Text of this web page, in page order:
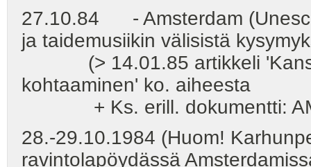
27.10.84 - Amsterdam
ja taidemusiikin välisistä
(> 14.01.85 artikkeli
kohtaaminen' ko. aiheesta
+ Ks. erill. dokumentti:
28.-29.10.1984 (Huom!
ravintolapöydässä